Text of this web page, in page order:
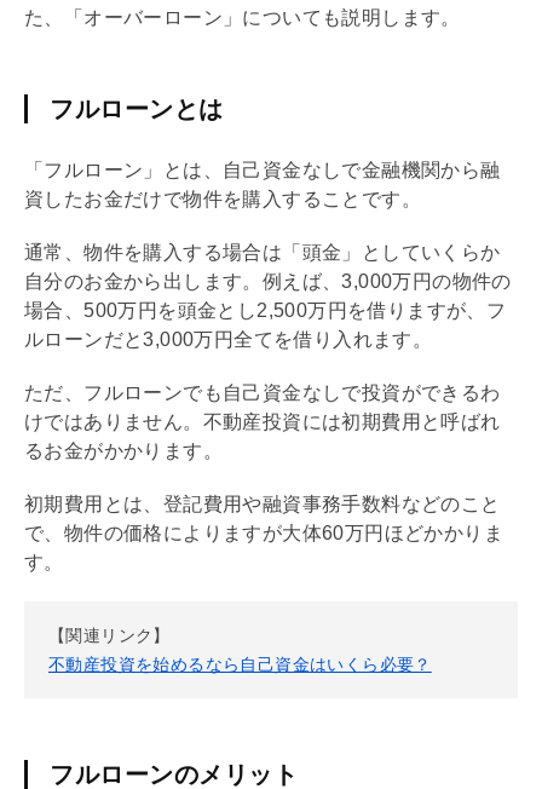
た、「オーバーローン」についても説明します。
フルローンとは
「 フルローン 」とは、自己資金なしで金融機関から融
資したお金だけで物件を購入することです。
通常、物件を購入する場合は「頭金」としていくらか
自分のお金から出します。例えば、3,000万円の物件の
場合、500万円を頭金とし2,500万円を借りますが、 フ
ルローンだと3,000万円全てを借り入れます。
ただ、 フルローンでも自己資金なしで投資ができるわ
けではありません。不動産投資には初期費用と呼ばれ
るお金がかかります。
初期費用とは、登記費用や融資事務手数料などのこと
で、物件の価格によりますが大体60万円ほどかかりま
す。
【関連リンク】
不動産投資を始めるなら自己資金はいくら必要？
フルローンのメリット